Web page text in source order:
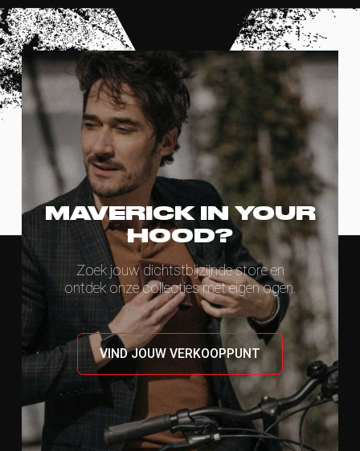
MAVERICK IN YOUR
HOOD?
Zoek jouw dichtstbijzijnde store en
ontdek onze collecties met eigen ogen.
VIND JOUW VERKOOPPUNT